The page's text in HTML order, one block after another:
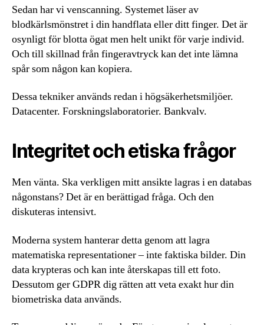
Sedan har vi venscanning. Systemet läser av
blodkärlsmönstret i din handflata eller ditt finger. Det är
osynligt för blotta ögat men helt unikt för varje individ.
Och till skillnad från fingeravtryck kan det inte lämna
spår som någon kan kopiera.
Dessa tekniker används redan i högsäkerhetsmiljöer.
Datacenter. Forskningslaboratorier. Bankvalv.
Integritet och etiska frågor
Men vänta. Ska verkligen mitt ansikte lagras i en databas
någonstans? Det är en berättigad fråga. Och den
diskuteras intensivt.
Moderna system hanterar detta genom att lagra
matematiska representationer – inte faktiska bilder. Din
data krypteras och kan inte återskapas till ett foto.
Dessutom ger GDPR dig rätten att veta exakt hur din
biometriska data används.